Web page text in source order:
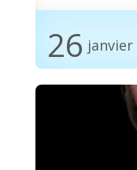
26 janvier